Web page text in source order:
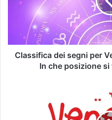
Classifica dei segni per
In che posizione